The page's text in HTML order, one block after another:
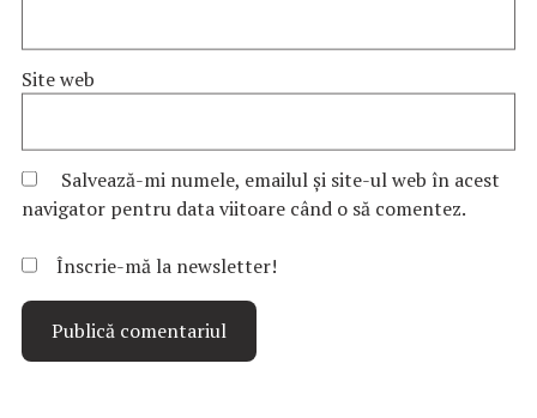
Site web
Salvează-mi numele, emailul și site-ul web în acest
navigator pentru data viitoare când o să comentez.
Înscrie-mă la newsletter!